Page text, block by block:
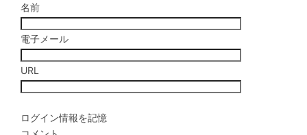
名前
電子メール
URL
ログイン情報を記憶